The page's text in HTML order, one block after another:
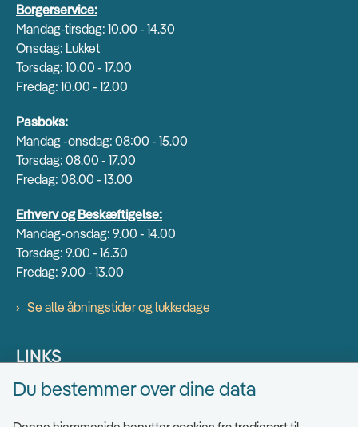
Borgerservice:
Mandag-tirsdag: 10.00 - 14.30
Onsdag: Lukket
Torsdag: 10.00 - 17.00
Fredag: 10.00 - 12.00
Pasboks:
Mandag -onsdag: 08:00 - 15.00
Torsdag: 08.00 - 17.00
Fredag: 08.00 - 13.00
Erhverv og Beskæftigelse:
Mandag-onsdag: 9.00 - 14.00
Torsdag: 9.00 - 16.30
Fredag: 9.00 - 13.00
Se alle åbningstider og lukkedage
LINKS
Find EAN numre
Send sikkert
Du bestemmer over dine data